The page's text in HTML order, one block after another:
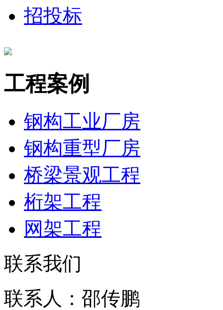
招投标
工程案例
钢构工业厂房
钢构重型厂房
桥梁景观工程
桁架工程
网架工程
联系我们
联系人：邵传鹏